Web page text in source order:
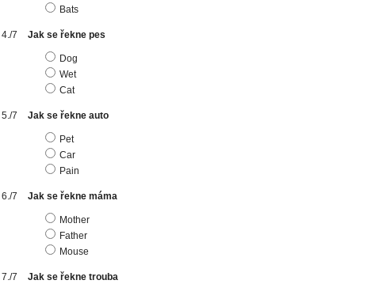
Bats
Jak se řekne pes
Dog
Wet
Cat
Jak se řekne auto
Pet
Car
Pain
Jak se řekne máma
Mother
Father
Mouse
Jak se řekne trouba